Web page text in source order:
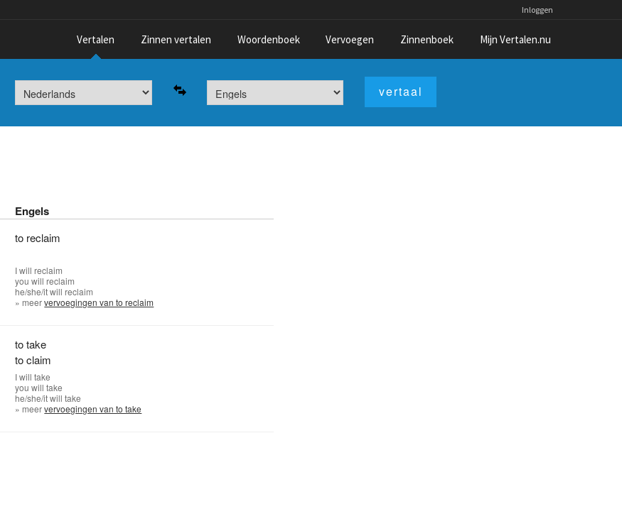
Inloggen
Vertalen Zinnen vertalen Woordenboek Vervoegen Zinnenboek Mijn Vertalen.nu
Engels
to reclaim
Iwill reclaim
youwill reclaim
he/she/itwill reclaim
» meervervoegingen van to reclaim
to take
to claim
Iwill take
youwill take
he/she/itwill take
» meervervoegingen van to take